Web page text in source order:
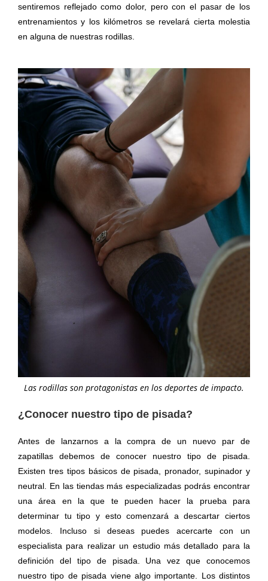
sentiremos reflejado como dolor, pero con el pasar de los
entrenamientos y los kilómetros se revelará cierta molestia
en alguna de nuestras rodillas.
Las rodillas son protagonistas en los deportes de impacto.
¿Conocer nuestro tipo de pisada?
Antes de lanzarnos a la compra de un nuevo par de
zapatillas debemos de conocer nuestro tipo de pisada.
Existen tres tipos básicos de pisada, pronador, supinador y
neutral. En las tiendas más especializadas podrás encontrar
una área en la que te pueden hacer la prueba para
determinar tu tipo y esto comenzará a descartar ciertos
modelos. Incluso si deseas puedes acercarte con un
especialista para realizar un estudio más detallado para la
definición del tipo de pisada. Una vez que conocemos
nuestro tipo de pisada viene algo importante. Los distintos